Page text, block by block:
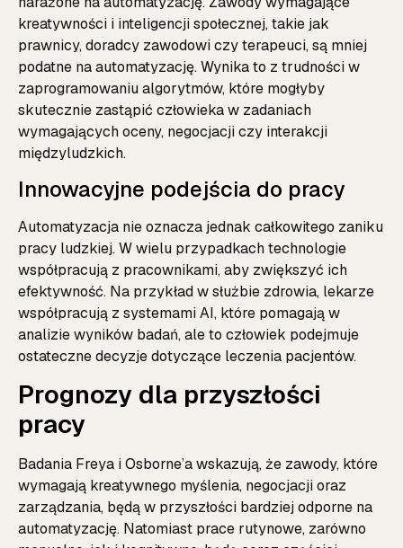
kreatywności i inteligencji społecznej, takie jak
prawnicy, doradcy zawodowi czy terapeuci, są mniej
podatne na automatyzację. Wynika to z trudności w
zaprogramowaniu algorytmów, które mogłyby
skutecznie zastąpić człowieka w zadaniach
wymagających oceny, negocjacji czy interakcji
międzyludzkich.
Innowacyjne podejścia do pracy
Automatyzacja nie oznacza jednak całkowitego zaniku
pracy ludzkiej. W wielu przypadkach technologie
współpracują z pracownikami, aby zwiększyć ich
efektywność. Na przykład w służbie zdrowia, lekarze
współpracują z systemami AI, które pomagają w
analizie wyników badań, ale to człowiek podejmuje
ostateczne decyzje dotyczące leczenia pacjentów.
Prognozy dla przyszłości
pracy
Badania Freya i Osborne’a wskazują, że zawody, które
wymagają kreatywnego myślenia, negocjacji oraz
zarządzania, będą w przyszłości bardziej odporne na
automatyzację. Natomiast prace rutynowe, zarówno